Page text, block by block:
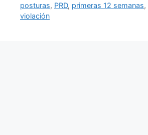
posturas, PRD, primeras 12 semanas,
violación